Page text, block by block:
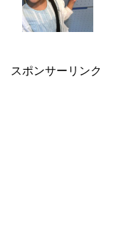
スポンサーリンク